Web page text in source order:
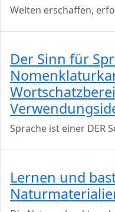
Welten erschaffen,
Der Sinn für
Sprache ist einer DER
Lernen und